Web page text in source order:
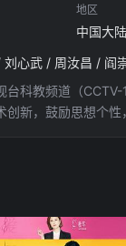
地区
中国大陆
心武 / 周汝昌 / 阎
台科教频道（
创新，鼓励思想个